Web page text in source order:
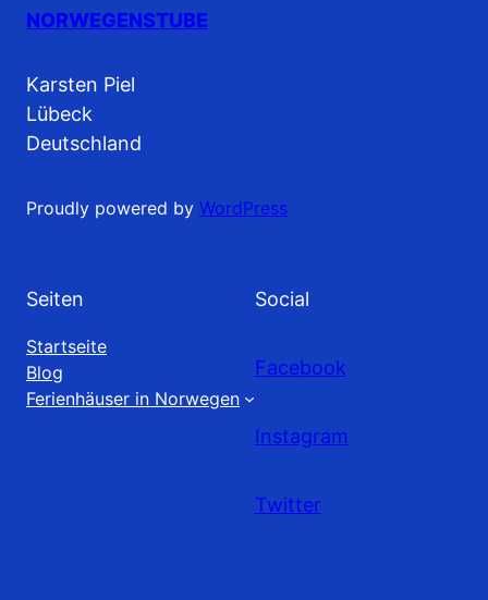
NORWEGENSTUBE
Karsten Piel
Lübeck
Deutschland
Proudly powered by WordPress
Seiten
Startseite
Blog
Ferienhäuser in Norwegen
Social
Facebook
Instagram
Twitter